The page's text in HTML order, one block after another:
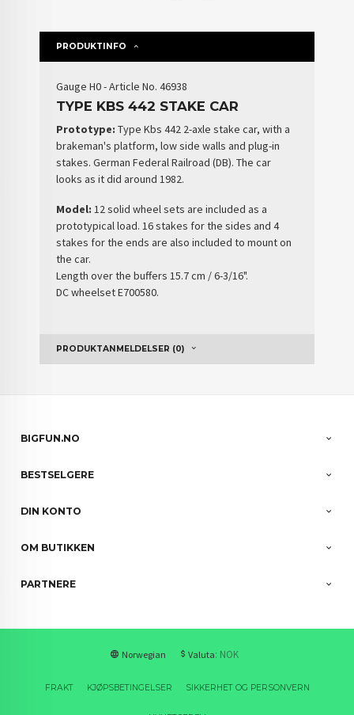
PRODUKTINFO
Gauge H0 - Article No.46938
TYPE KBS 442 STAKE CAR
Prototype: Type Kbs 442 2-axle stake car, with a
brakeman's platform, low side walls and plug-in
stakes. German Federal Railroad (DB). The car
looks as it did around 1982.
Model: 12 solid wheel sets are included as a
prototypical load. 16 stakes for the sides and 4
stakes for the ends are also included to mount on
the car.
Length over the buffers 15.7 cm / 6-3/16".
DC wheelset E700580.
PRODUKTANMELDELSER (0)
BIGFUN.NO
BESTSELGERE
DIN KONTO
OM BUTIKKEN
PARTNERE
Norwegian Valuta: NOK
FRAKT KJØPSBETINGELSER SIKKERHET OG PERSONVERN